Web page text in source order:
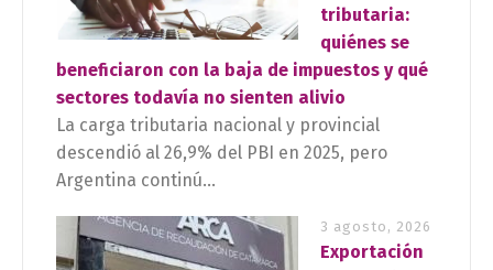
tributaria:
quiénes se
beneficiaron con la baja de impuestos y qué
sectores todavía no sienten alivio
La carga tributaria nacional y provincial
descendió al 26,9% del PBI en 2025, pero
Argentina continú...
3 agosto, 2026
Exportación